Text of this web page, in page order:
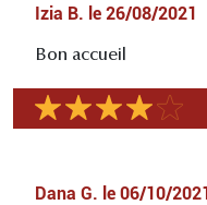
Izia B. le 26/08/2021
Bon accueil
Dana G. le 06/10/2021